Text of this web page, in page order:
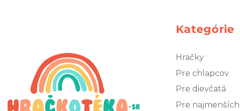
Kategórie
Hračky
Pre chlapcov
Pre dievčatá
Pre najmenších